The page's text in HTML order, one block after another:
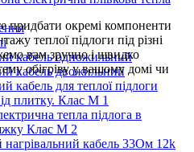
кабель одножильний
кабель двожильний
кабель для теплої підлоги
плитку. Клас М 1
тепла підлога в
Клас М 2
нагрівальний кабель 33Ом 12k
придбати окремі компоненти
теплої підлоги під різні
вам зручно і швидко
обігріву у вашому домі чи